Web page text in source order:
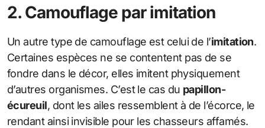
2. Camouflage par imitation
Un autre type de camouflage est celui de l’imitation.
Certaines espèces ne se contentent pas de se
fondre dans le décor, elles imitent physiquement
d’autres organismes. C’est le cas du papillon-
écureuil, dont les ailes ressemblent à de l’écorce, le
rendant ainsi invisible pour les chasseurs affamés.